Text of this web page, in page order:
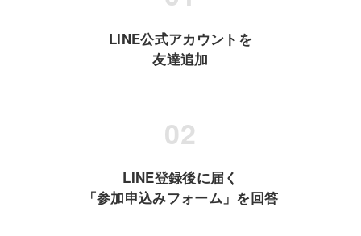
LINE公式アカウントを
友達追加
LINE登録後に届く
「参加申込みフォーム」を回答